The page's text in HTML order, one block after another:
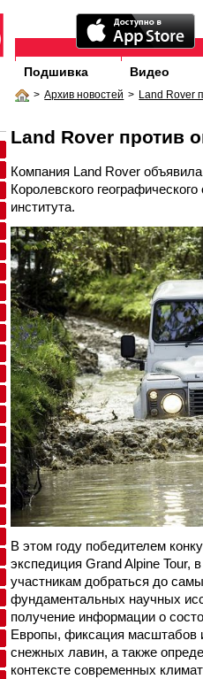
Подшивка Видео
> Архив новостей > Land Rover
Land Rover против
Компания Land Rover
Королевского
института.
В этом году победителем
экспедиция Grand Alpine Tour,
участникам добраться до
фундаментальных научных
получение информации о
Европы, фиксация масштабов
снежных лавин, а также
контексте современных